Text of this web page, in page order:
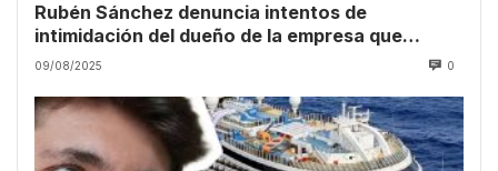
Rubén Sánchez denuncia intentos de
intimidación del dueño de la empresa que
promocionó Vito Quiles
09/08/2025 0